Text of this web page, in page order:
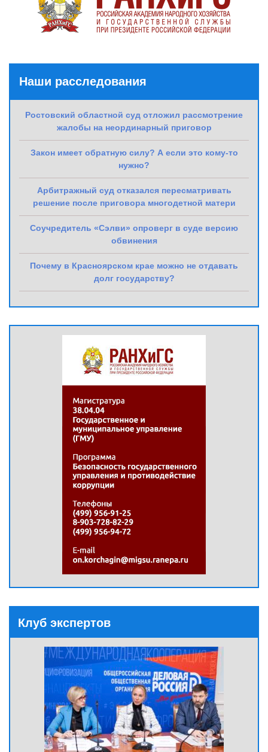
Наши расследования
Ростовский областной суд отложил рассмотрение
жалобы на неординарный приговор
Закон имеет обратную силу? А если это кому-то
нужно?
Арбитражный суд отказался пересматривать
решение после приговора многодетной матери
Соучредитель «Сэлви» опроверг в суде версию
обвинения
Почему в Красноярском крае можно не отдавать
долг государству?
Клуб экспертов